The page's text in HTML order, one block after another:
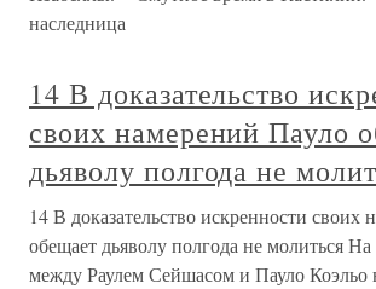
наследница
14 В доказательство
своих намерений Пауло
дьяволу полгода не
14 В доказательство искренности своих
обещает дьяволу полгода не молиться
между Раулем Сейшасом и Пауло Коэльо